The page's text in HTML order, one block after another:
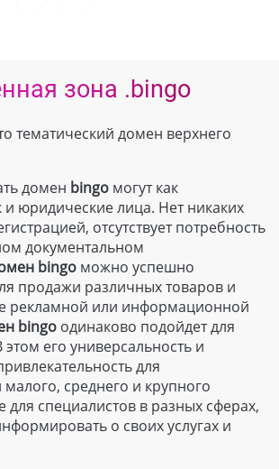
зона .bingo
тематический домен верхнего
домен bingo могут как
и юридические лица. Нет никаких
отсутствует потребность
документальном
bingo можно успешно
продажи различных товаров и
рекламной или информационной
bingo одинаково подойдет для
его универсальность и
для
малого, среднего и крупного
для специалистов в разных сферах,
о своих услугах и